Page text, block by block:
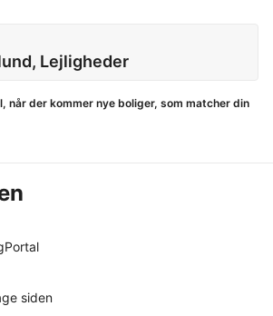
Lejligheder
når der kommer nye boliger, som matcher din
siden